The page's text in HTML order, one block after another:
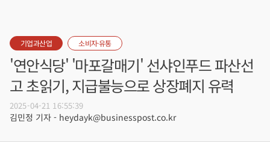
기업과산업 소비자·유통
'연안식당' '마포갈매기' 선샤인푸드 파산선
고 초읽기, 지급불능으로 상장폐지 유력
2025-04-21 16:55:39
김민정 기자 - heydayk@businesspost.co.kr